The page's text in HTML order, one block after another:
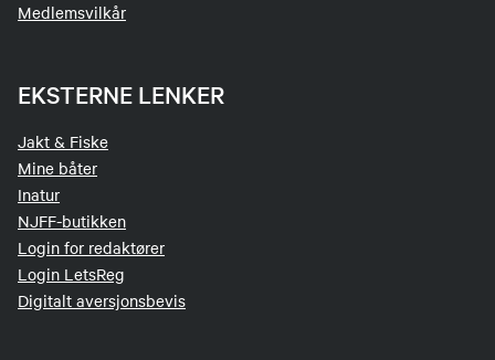
Medlemsvilkår
EKSTERNE LENKER
Jakt & Fiske
Mine båter
Inatur
NJFF-butikken
Login for redaktører
Login LetsReg
Digitalt aversjonsbevis